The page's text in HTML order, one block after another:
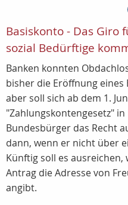
Basiskonto - Das Giro
sozial Bedürftige
Banken konnten
bisher die Eröffnung eines
aber soll sich ab dem 1.
"Zahlungskontengesetz"
Bundesbürger das Recht
dann, wenn er nicht über
Künftig soll es
Antrag die Adresse von
angibt.